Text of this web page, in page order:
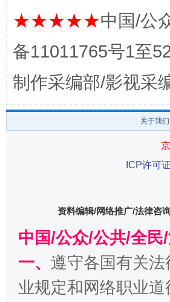
千年窑火 生生不息
★★★★★中国/公
备11011765号1至
制作采编部/影视采
关于我们
ICP许可
资料编辑/网络推广/法律咨
中国/公众/公共/全
一、 遵守各国有关
业规定和网络职业